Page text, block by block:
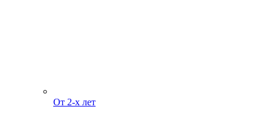
От 2-х лет